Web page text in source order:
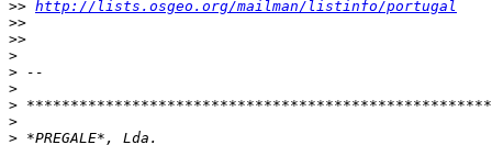
>> http://lists.osgeo.org/mailman/listinfo/portugal
>>
>>
>
>
>
>
>
>